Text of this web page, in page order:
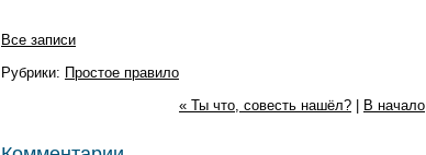
Все записи
Рубрики: Простое правило
« Ты что, совесть нашёл?
В начало